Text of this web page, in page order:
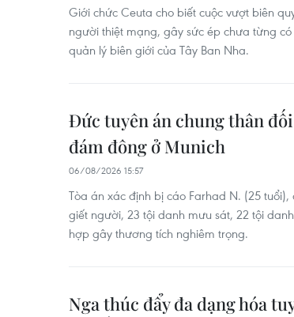
Giới chức Ceuta cho biết cuộc vượt biên
người thiệt mạng, gây sức ép chưa từng
quản lý biên giới của Tây Ban Nha.
Đức tuyên án chung thân
đám đông ở Munich
06/08/2026 15:57
Tòa án xác định bị cáo Farhad N. (25
giết người, 23 tội danh mưu sát, 22 tội
hợp gây thương tích nghiêm trọng.
Nga thúc đẩy đa dạng hóa